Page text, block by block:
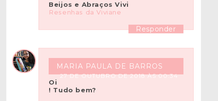
Beijos e Abraços Vivi
Resenhas da Viviane
Responder
MARIA PAULA DE BARROS
27 DE OUTUBRO DE 2018 ÀS 00:34
Oi
! Tudo bem?